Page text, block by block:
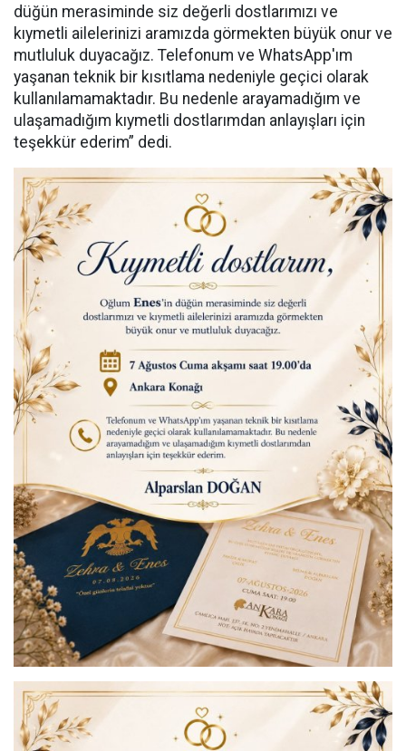
düğün merasiminde siz değerli dostlarımızı ve
kıymetli ailelerinizi aramızda görmekten büyük onur ve
mutluluk duyacağız. Telefonum ve WhatsApp'ım
yaşanan teknik bir kısıtlama nedeniyle geçici olarak
kullanılamamaktadır. Bu nedenle arayamadığım ve
ulaşamadığım kıymetli dostlarımdan anlayışları için
teşekkür ederim” dedi.